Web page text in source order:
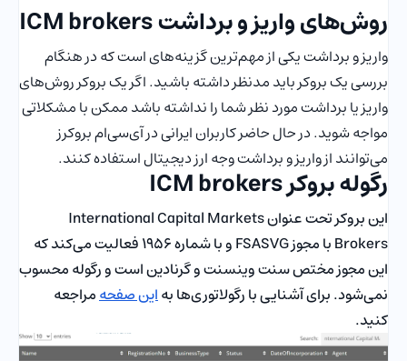
روش‌های واریز و برداشت ICM brokers
واریز و برداشت یکی از مهم‌ترین گزینه‌های است که در هنگام
بررسی یک بروکر باید مدنظر داشته باشید. اگر یک بروکر روش‌های
واریز یا برداشت مورد نظر شما را نداشته باشد ممکن با مشکلاتی
مواجه شوید. در حال حاضر کاربران ایرانی در آی‌سی‌ام بروکرز
می‌توانند از واریز و برداشت وجه ارز دیجیتال استفاده کنند.
رگوله بروکر ICM brokers
این بروکر تحت عنوان International Capital Markets
Brokers با مجوز FSASVG و با شماره 1956 فعالیت می‌کند که
این مجوز مختص سنت وینسنت و گرنادین‌ است و رگوله محسوب
نمی‌شود. برای آشنایی با رگولاتوری‌ها بهاین صفحهمراجعه
کنید.